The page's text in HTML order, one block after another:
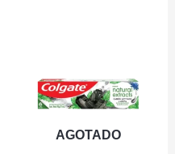
AGOTADO